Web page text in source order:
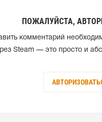
ПОЖАЛУЙСТА,
комментарий
Steam — это просто и